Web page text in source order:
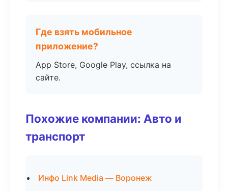
Где взять мобильное
приложение?
App Store, Google Play, ссылка на
сайте.
Похожие компании: Авто и
транспорт
Инфо Link Media — Воронеж